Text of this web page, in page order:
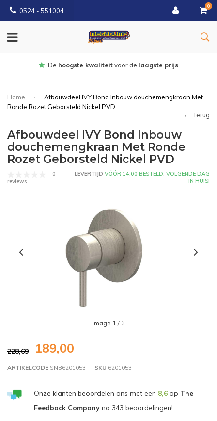
0524 - 551004
0
Gratisbezorgd vanaf €150
Home
Afbouwdeel IVY Bond Inbouw douchemengkraan Met
Ronde Rozet Geborsteld Nickel PVD
Terug
Afbouwdeel IVY Bond Inbouw
douchemengkraan Met Ronde
Rozet Geborsteld Nickel PVD
0
reviews
LEVERTIJD VÓÓR 14:00 BESTELD, VOLGENDE DAG
IN HUIS!
Image 1 / 3
228,69 189,00
ARTIKELCODE SNB6201053 SKU 6201053
Onze klanten beoordelen ons met een 8,6op The
Feedback Companyna 343 beoordelingen!